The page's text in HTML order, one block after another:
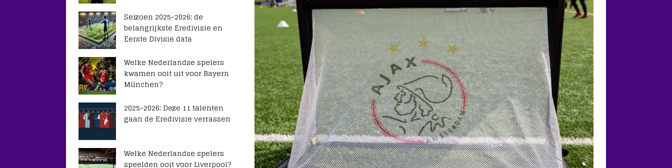
Seizoen 2025-2026: de
belangrijkste Eredivisie en
Eerste Divisie data
Welke Nederlandse spelers
kwamen ooit uit voor Bayern
München?
2025-2026: Deze 11 talenten
gaan de Eredivisie verrassen
Welke Nederlandse spelers
speelden ooit voor Liverpool?